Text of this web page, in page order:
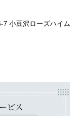
小豆沢ローズハイム